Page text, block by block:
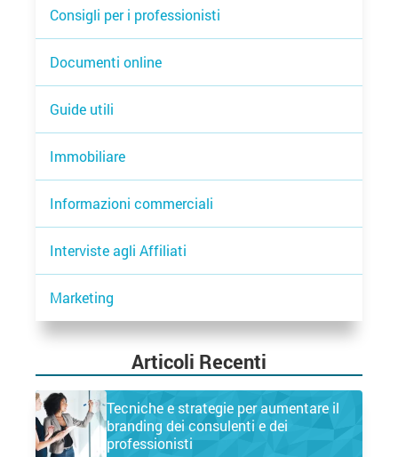
Consigli per i professionisti
Documenti online
Guide utili
Immobiliare
Informazioni commerciali
Interviste agli Affiliati
Marketing
Articoli Recenti
Tecniche e strategie per aumentare il
branding dei consulenti e dei
professionisti